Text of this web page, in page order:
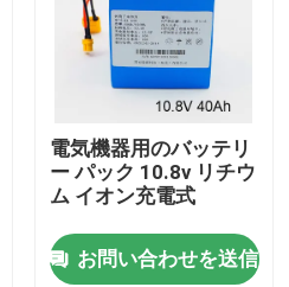
電気機器用のバッテリ
ー パック 10.8v リチウ
ム イオン充電式
お問い合わせを送信